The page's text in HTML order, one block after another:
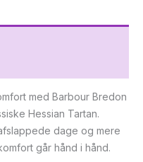
med Barbour Bredon
Hessian Tartan.
dage og mere
går hånd i hånd.